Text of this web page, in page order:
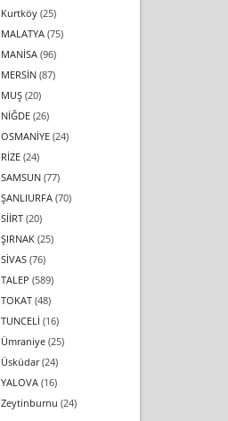
Kurtköy(25)
MALATYA(75)
MANİSA(96)
MERSİN(87)
MUŞ(20)
NİĞDE(26)
OSMANİYE(24)
RİZE(24)
SAMSUN(77)
ŞANLIURFA(70)
SİİRT(20)
ŞIRNAK(25)
SİVAS(76)
TALEP (589)
TOKAT(48)
TUNCELİ (16)
Ümraniye(25)
Üsküdar(24)
YALOVA(16)
Zeytinburnu (24)